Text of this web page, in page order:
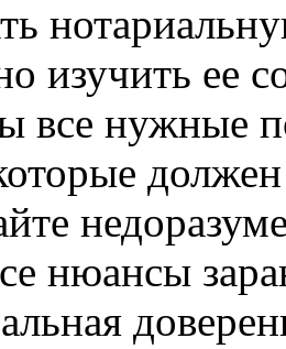
изучить ее
все нужные
нюансы